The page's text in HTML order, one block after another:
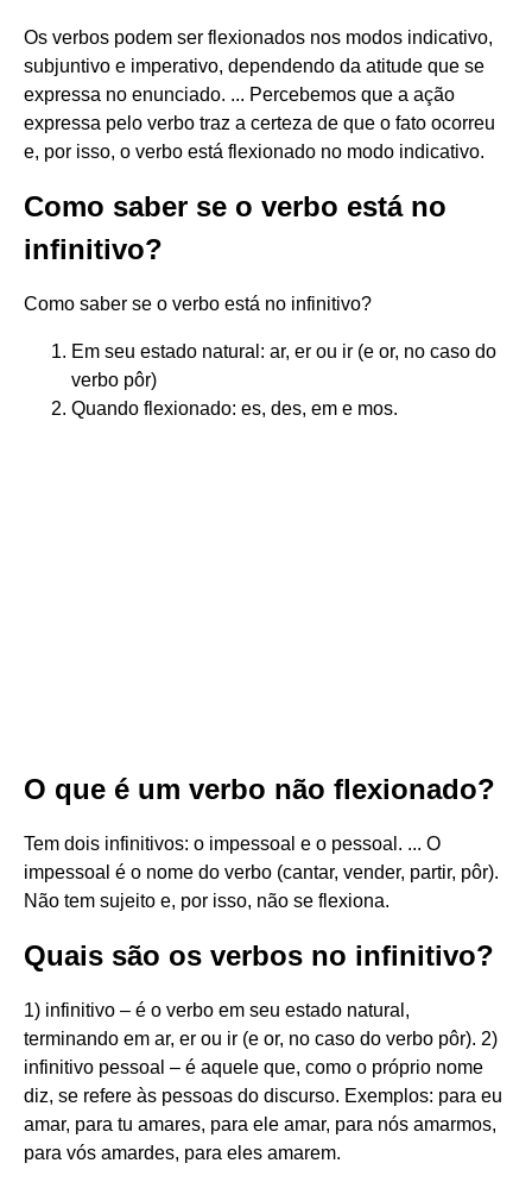
Os verbos podem ser flexionados nos modos indicativo,
subjuntivo e imperativo, dependendo da atitude que se
expressa no enunciado. ... Percebemos que a ação
expressa pelo verbo traz a certeza de que o fato ocorreu
e, por isso, o verbo está flexionado no modo indicativo.
Como saber se o verbo está no
infinitivo?
Como saber se o verbo está no infinitivo?
Em seu estado natural: ar, er ou ir (e or, no caso do
verbo pôr)
Quando flexionado: es, des, em e mos.
O que é um verbo não flexionado?
Tem dois infinitivos: o impessoal e o pessoal. ... O
impessoal é o nome do verbo (cantar, vender, partir, pôr).
Não tem sujeito e, por isso, não se flexiona.
Quais são os verbos no infinitivo?
1) infinitivo – é o verbo em seu estado natural,
terminando em ar, er ou ir (e or, no caso do verbo pôr). 2)
infinitivo pessoal – é aquele que, como o próprio nome
diz, se refere às pessoas do discurso. Exemplos: para eu
amar, para tu amares, para ele amar, para nós amarmos,
para vós amardes, para eles amarem.